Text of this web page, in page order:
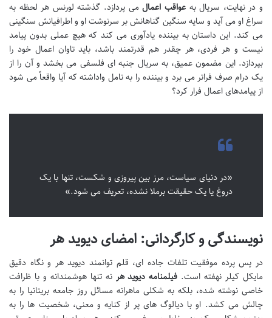
و در نهایت، سریال بهعواقب اعمالمی پردازد. گذشته لورنس هر لحظه به
سراغ او می آید و سایه سنگین گناهانش بر سرنوشت او و اطرافیانش سنگینی
می کند. این داستان به بیننده یادآوری می کند که هیچ عملی بدون پیامد
نیست و هر فردی، هر چقدر هم قدرتمند باشد، باید تاوان اعمال خود را
بپردازد. این مضمون عمیق، به سریال جنبه ای فلسفی می بخشد و آن را از
یک درام صرف فراتر می برد و بیننده را به تامل واداشته که آیا واقعاً می شود
از پیامدهای اعمال فرار کرد؟
«در دنیای سیاست، مرز بین پیروزی و شکست، تنها با یک
دروغ یا یک حقیقت برملا نشده، تعریف می شود.»
نویسندگی و کارگردانی: امضای دیوید هر
در پس پرده موفقیت تلفات جاده ای، قلم توانمند دیوید هر و نگاه دقیق
مایکل کیلر نهفته است. فیلمنامه دیوید هر نه تنها هوشمندانه و با ظرافت
خاصی نوشته شده، بلکه به شکلی ماهرانه مسائل روز جامعه بریتانیا را به
چالش می کشد. او با دیالوگ های پر از کنایه و معنی، شخصیت ها را به